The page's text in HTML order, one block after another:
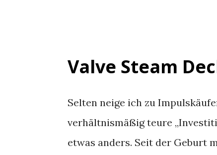
Valve Steam
Selten neige ich zu
verhältnismäßig teure
etwas anders. Seit der Geburt